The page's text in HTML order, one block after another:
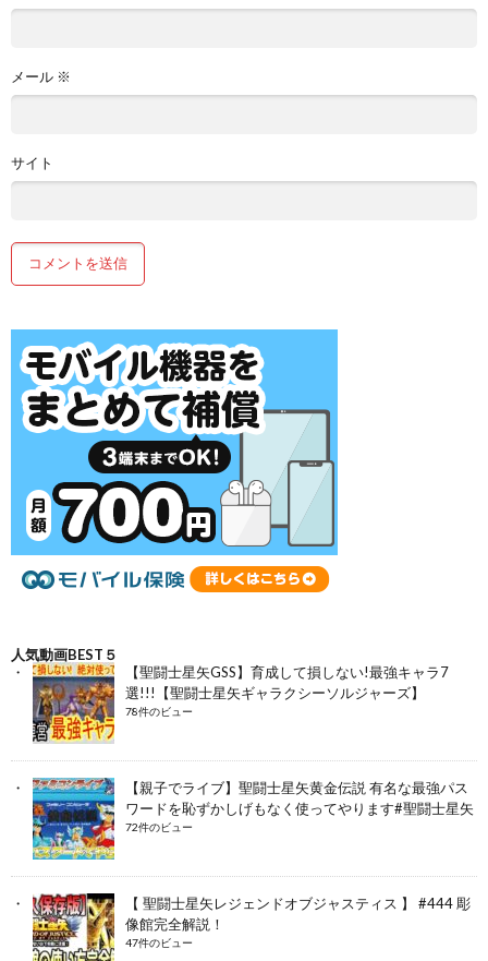
メール ※
サイト
人気動画BEST５
【聖闘士星矢GSS】育成して損しない!最強キャラ7
選!!!【聖闘士星矢ギャラクシーソルジャーズ】
78件のビュー
【親子でライブ】聖闘士星矢黄金伝説 有名な最強パス
ワードを恥ずかしげもなく使ってやります#聖闘士星矢
72件のビュー
【 聖闘士星矢レジェンドオブジャスティス 】 #444 彫
像館完全解説！
47件のビュー